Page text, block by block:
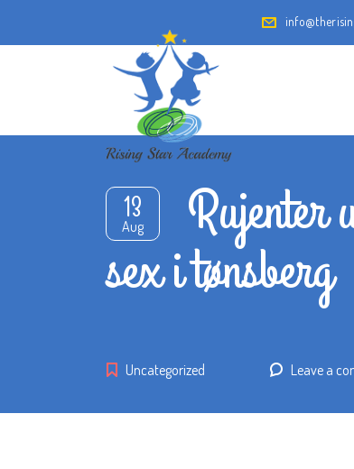
13
Aug
Rujenter
sex i tønsberg
Uncategorized Leave a